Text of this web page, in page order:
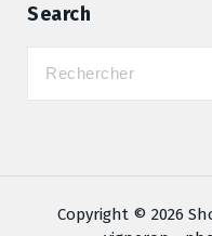
Search
Copyright © 2026